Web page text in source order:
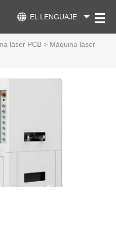
EL LENGUAJE
láser PCB > Máquina láser